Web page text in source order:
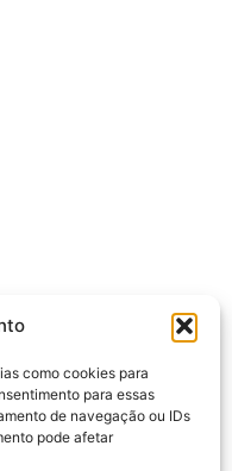
como cookies para
para essas
de navegação ou IDs
pode afetar